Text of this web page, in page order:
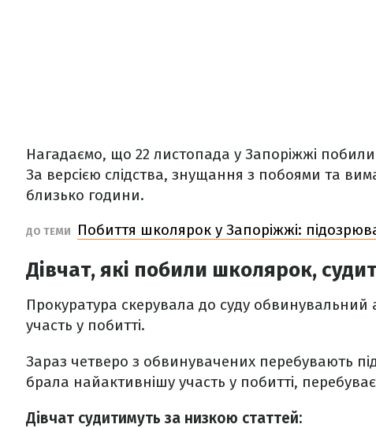
Нагадаємо, що 22 листопада у Запоріжжі
За версією слідства, знущання з побоями та
близько години.
ДО ТЕМИ Побиття школярок у Запоріжжі:
Дівчат, які побили школярок,
Прокуратура скерувала до суду обвинувальний
участь у побитті.
Зараз четверо з обвинувачених перебувають
брала найактивнішу участь у побитті,
Дівчат судитимуть за низкою статтей: